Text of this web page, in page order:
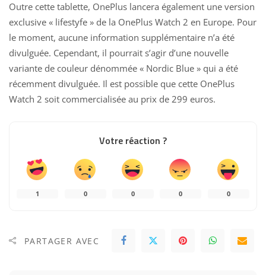
Outre cette tablette, OnePlus lancera également une version
exclusive « lifestyfe » de la OnePlus Watch 2 en Europe. Pour
le moment, aucune information supplémentaire n’a été
divulguée. Cependant, il pourrait s’agir d’une nouvelle
variante de couleur dénommée « Nordic Blue » qui a été
récemment divulguée. Il est possible que cette OnePlus
Watch 2 soit commercialisée au prix de 299 euros.
Votre réaction ?
1 0 0 0 0
PARTAGER AVEC